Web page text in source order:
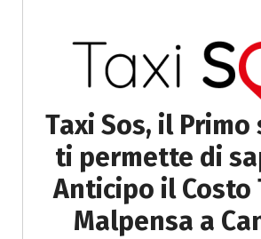
Taxi Sos, il Primo
ti permette di
Anticipo il Costo
Malpensa a